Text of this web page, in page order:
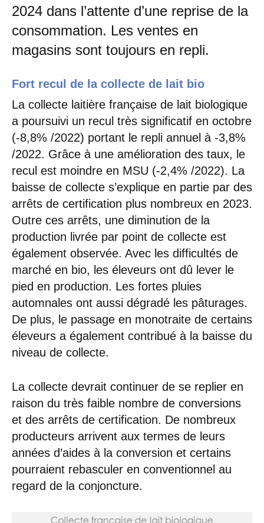
2024 dans l’attente d’une reprise de la
consommation. Les ventes en
magasins sont toujours en repli.
Fort recul de la collecte de lait bio
La collecte laitière française de lait biologique
a poursuivi un recul très significatif en octobre
(-8,8% /2022) portant le repli annuel à -3,8%
/2022. Grâce à une amélioration des taux, le
recul est moindre en MSU (-2,4% /2022). La
baisse de collecte s’explique en partie par des
arrêts de certification plus nombreux en 2023.
Outre ces arrêts, une diminution de la
production livrée par point de collecte est
également observée. Avec les difficultés de
marché en bio, les éleveurs ont dû lever le
pied en production. Les fortes pluies
automnales ont aussi dégradé les pâturages.
De plus, le passage en monotraite de certains
éleveurs a également contribué à la baisse du
niveau de collecte.
La collecte devrait continuer de se replier en
raison du très faible nombre de conversions
et des arrêts de certification. De nombreux
producteurs arrivent aux termes de leurs
années d’aides à la conversion et certains
pourraient rebasculer en conventionnel au
regard de la conjoncture.